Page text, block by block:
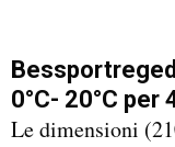
0°C- 20°C per
Le dimensioni